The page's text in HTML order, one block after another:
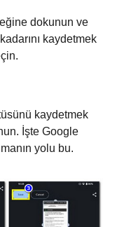
dokunun ve
kaydetmek
kaydetmek
İşte Google
yolu bu.